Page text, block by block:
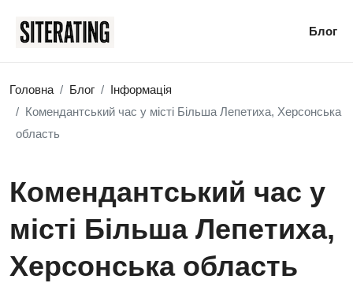
Блог
Головна Блог
Інформація
Комендантський час у місті Більша Лепетиха, Херсонська
область
Комендантський час у
місті Більша Лепетиха,
Херсонська область